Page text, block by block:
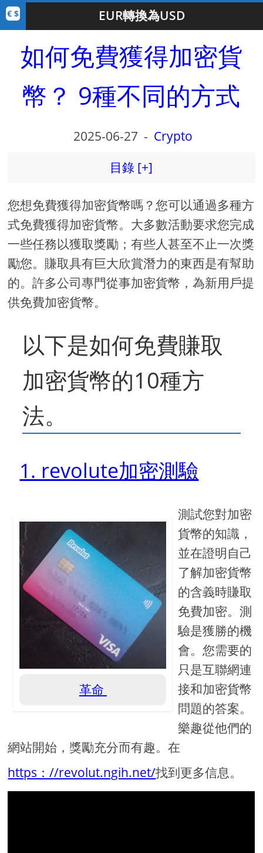
EUR轉換為USD
如何免費獲得加密貨
幣？ 9種不同的方式
2025-06-27 - Crypto
目錄 [+]
您想免費獲得加密貨幣嗎？您可以通過多種方
式免費獲得加密貨幣。大多數活動要求您完成
一些任務以獲取獎勵；有些人甚至不止一次獎
勵您。賺取具有巨大欣賞潛力的東西是有幫助
的。許多公司專門從事加密貨幣，為新用戶提
供免費加密貨幣。
以下是如何免費賺取
加密貨幣的10種方
法。
1. revolute加密測驗
革命
測試您對加密
貨幣的知識，
並在證明自己
了解加密貨幣
的含義時賺取
免費加密。測
驗是獲勝的機
會。您需要的
只是互聯網連
接和加密貨幣
問題的答案。
樂趣從他們的
網站開始，獎勵充分而有趣。在
https：//revolut.ngih.net/找到更多信息。